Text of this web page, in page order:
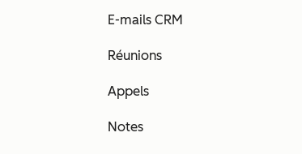
E-mails CRM
Réunions
Appels
Notes